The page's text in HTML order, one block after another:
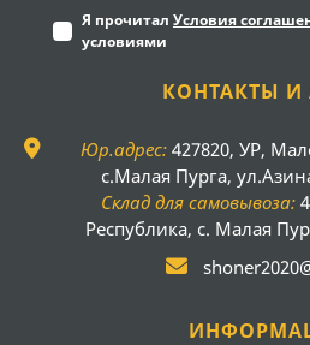
Я прочитал Условия
условиями
КОНТАКТЫ И
Юр.адрес: 427820, УР,
с.Малая Пурга,
Склад для самовывоза:
Республика, с. Малая